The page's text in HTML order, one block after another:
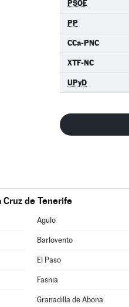
PSOE
PP
CCa-PNC
XTF-NC
UPyD
de Tenerife
Agulo
Barlovento
El Paso
Fasnia
Granadilla de Abona